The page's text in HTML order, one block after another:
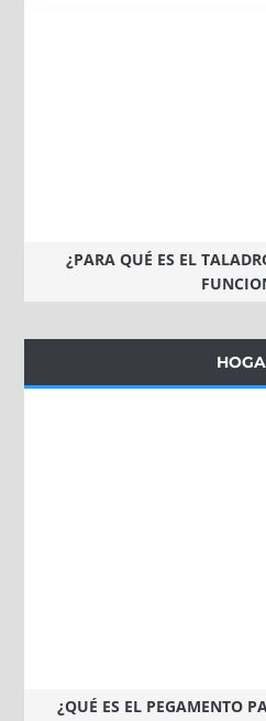
¿PARA QUÉ ES EL
¿QUÉ ES EL PEGAMENTO